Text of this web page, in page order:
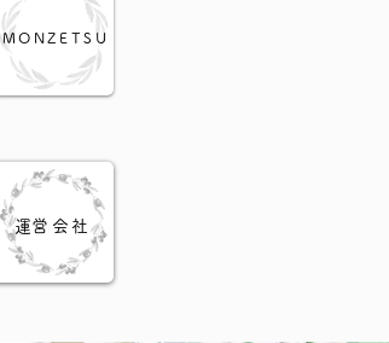
MONZETSU
​運営会社